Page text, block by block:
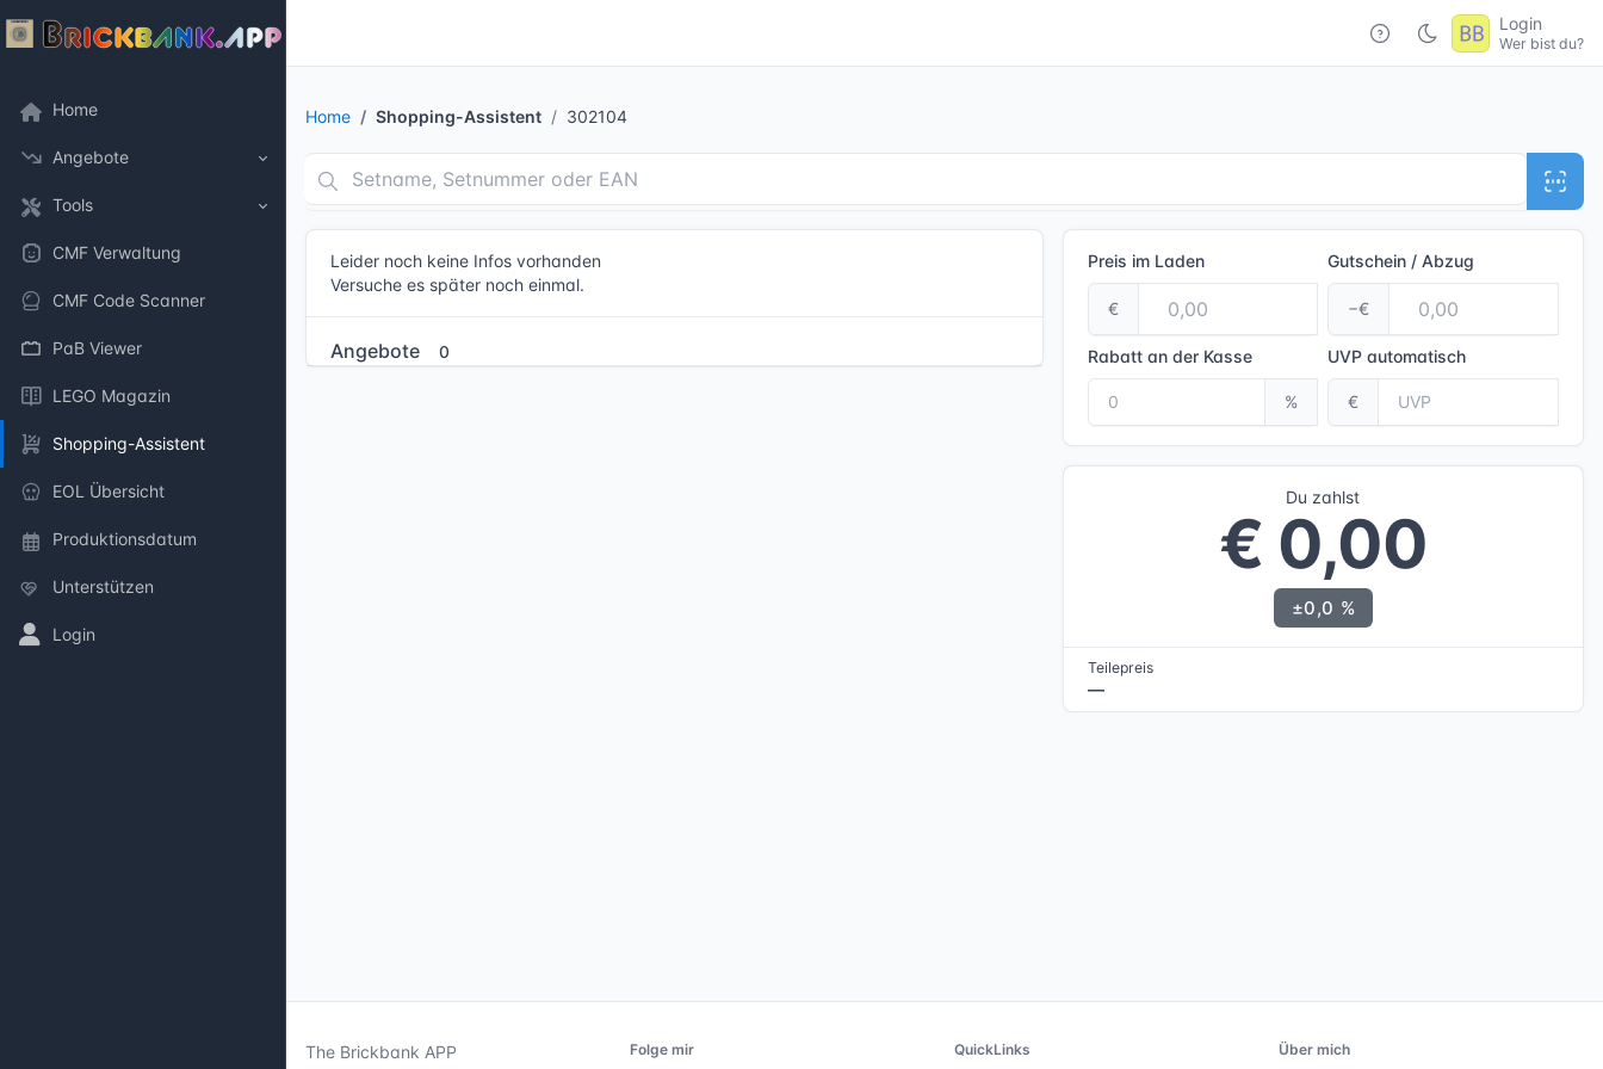
Home
Angebote
Tools
CMF Verwaltung
CMF Code Scanner
PaB Viewer
LEGO Magazin
Shopping-Assistent
EOL Übersicht
Produktionsdatum
Unterstützen
Login
Login
Wer bist du?
Home Shopping-Assistent 302104
Leider noch keine Infos vorhanden
Versuche es später noch einmal.
Angebote 0
Preis im Laden
€
Gutschein / Abzug
−€
Rabatt an der Kasse
%
UVPautomatisch
€
Du zahlst
€ 0,00
±0,0 %
Teilepreis
—
The Brickbank APP Folge mir QuickLinks Über mich